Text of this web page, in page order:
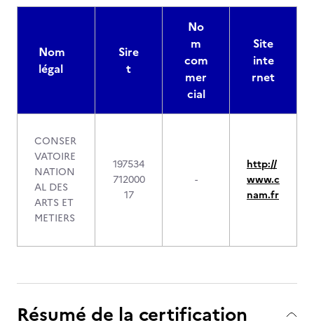
Nom
légal
Sire
t
No
m
com
mer
cial
Site
inte
rnet
CONSER
VATOIRE
NATION
AL DES
ARTS ET
METIERS
197534
712000
17
-
http://
www.c
nam.fr
Résumé de la certification